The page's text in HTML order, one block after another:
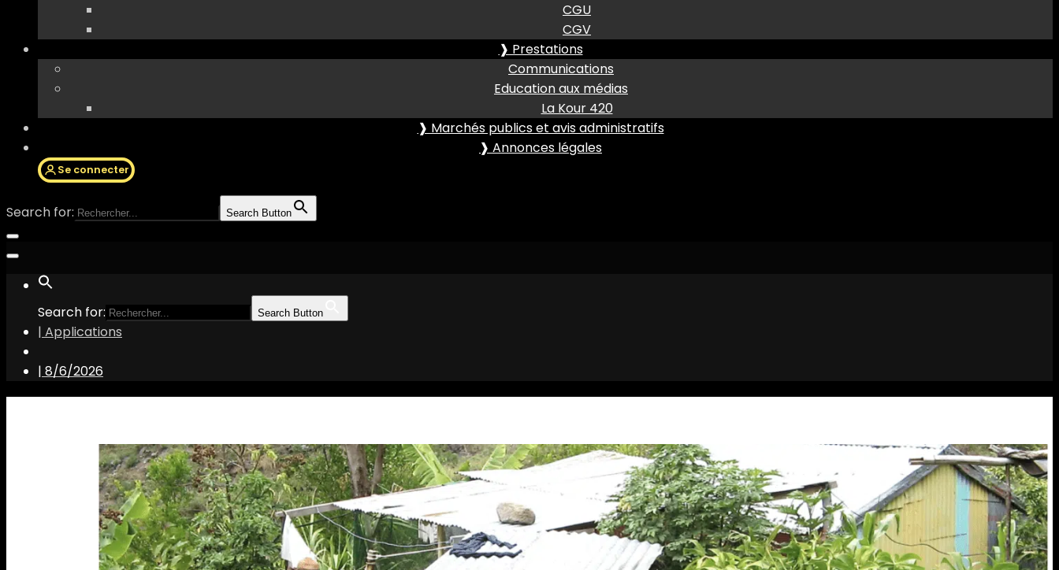
CGU
CGV
❱ Prestations
Communications
Education aux médias
La Kour 420
❱ Marchés publics et avis administratifs
❱ Annonces légales
Se connecter
Search for: Search Button
Search for: Search Button
| Applications
| 8/6/2026